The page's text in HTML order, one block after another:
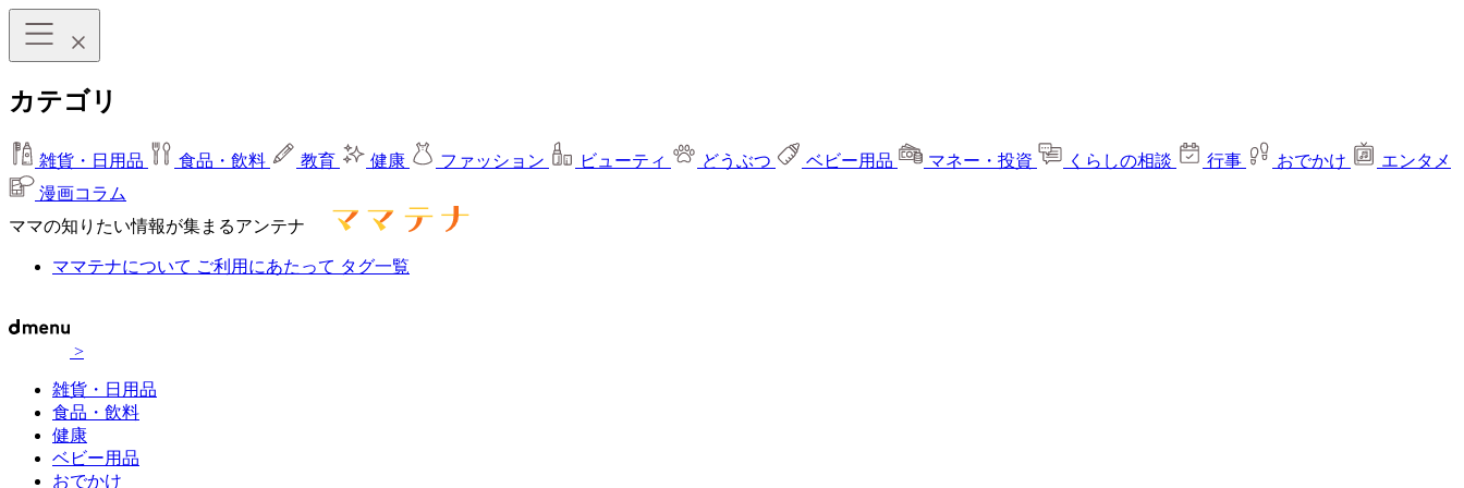
カテゴリ
雑貨・日用品 食品・飲料 教育 健康 ファッション ビューティ どうぶつ ベビー用品 マネー・投資 くらしの相談 行事 おでかけ
エンタメ
漫画コラム
ママの知りたい情報が集まるアンテナ
ママテナについて ご利用にあたって タグ一覧
>
雑貨・日用品
食品・飲料
健康
ベビー用品
おでかけ